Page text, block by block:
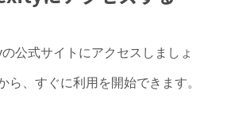
公式サイトにアクセスしましょ
ら、すぐに利用を開始できます。